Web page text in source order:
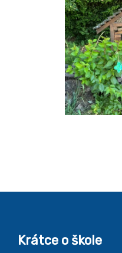
Krátce o škole